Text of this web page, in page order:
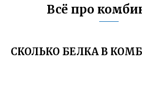
Всё про
СКОЛЬКО БЕЛКА В